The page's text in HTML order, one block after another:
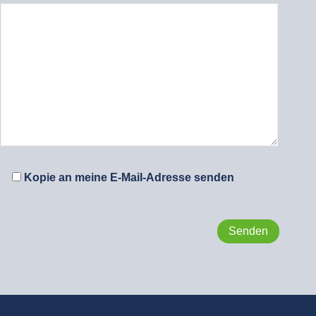
Kopie an meine E-Mail-Adresse senden